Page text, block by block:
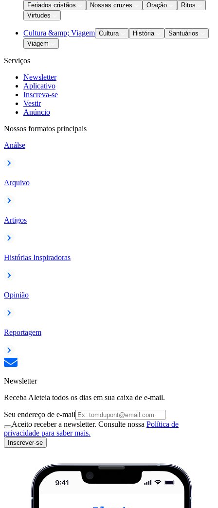
Feriados cristãos
Nossas cruzes Oração
Ritos
Virtudes
Cultura &amp; Viagem Cultura História
Santuários
Viagem
Serviços
Newsletter
Aplicativo
Inscreva-se
Vestir
Anúncio
Nossos formatos principais
Análse
Arquivo
Artigos
Histórias Inspiradoras
Opinião
Reportagem
Newsletter
Receba Aleteia todos os dias em sua caixa de e-mail.
Seu endereço de e-mail
Aceito receber a newsletter. Consulte nossa Política de
privacidade para saber mais.
Inscrever-se